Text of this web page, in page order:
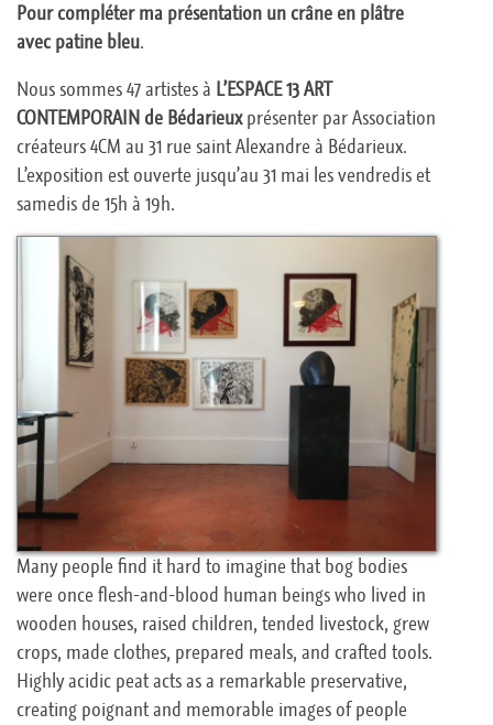
Pour compléter ma présentation un crâne en plâtre
avec patine bleu.
Nous sommes 47 artistes à L’ESPACE 13 ART
CONTEMPORAIN de Bédarieuxprésenter par Association
créateurs 4CM au 31 rue saint Alexandre à Bédarieux.
L’exposition est ouverte jusqu’au 31 mai les vendredis et
samedis de 15h à 19h.
Many people find it hard to imagine that bog bodies
were once flesh-and-blood human beings who lived in
wooden houses, raised children, tended livestock, grew
crops, made clothes, prepared meals, and crafted tools.
Highly acidic peat acts as a remarkable preservative,
creating poignant and memorable images of people